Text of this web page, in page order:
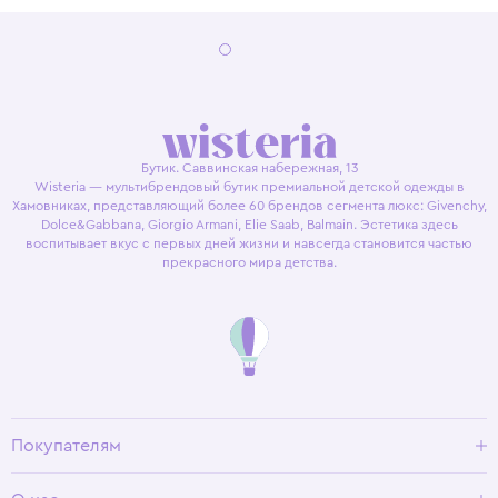
Бутик. Саввинская набережная, 13
Wisteria — мультибрендовый бутик премиальной детской одежды в
Хамовниках, представляющий более 60 брендов сегмента люкс: Givenchy,
Dolce&Gabbana, Giorgio Armani, Elie Saab, Balmain. Эстетика здесь
воспитывает вкус с первых дней жизни и навсегда становится частью
прекрасного мира детства.
Покупателям